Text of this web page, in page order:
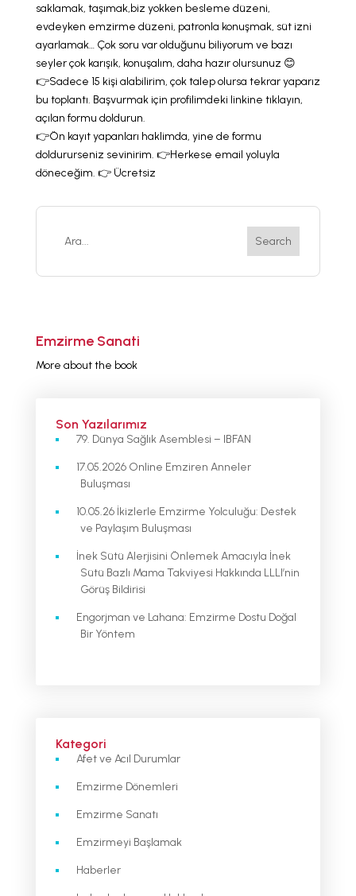
saklamak, taşımak,biz yokken besleme düzeni,
evdeyken emzirme düzeni, patronla konuşmak, süt izni
ayarlamak… Çok soru var olduğunu biliyorum ve bazı
seyler çok karışık, konuşalım, daha hazır olursunuz 😊
👉Sadece 15 kişi alabilirim, çok talep olursa tekrar yaparız
bu toplantı. Başvurmak için profilimdeki linkine tıklayın,
açılan formu doldurun.
👉Ön kayıt yapanları haklimda, yine de formu
doldururseniz sevinirim. 👉Herkese email yoluyla
döneceğim. 👉 Ücretsiz
Emzirme Sanati
More about the book
Son Yazılarımız
79. Dünya Sağlık Asemblesi – IBFAN
17.05.2026 Online Emziren Anneler
Buluşması
10.05.26 İkizlerle Emzirme Yolculuğu: Destek
ve Paylaşım Buluşması
İnek Sütü Alerjisini Önlemek Amacıyla İnek
Sütü Bazlı Mama Takviyesi Hakkında LLLI’nin
Görüş Bildirisi
Engorjman ve Lahana: Emzirme Dostu Doğal
Bir Yöntem
Kategori
Afet ve Acıl Durumlar
Emzirme Dönemleri
Emzirme Sanatı
Emzirmeyi Başlamak
Haberler